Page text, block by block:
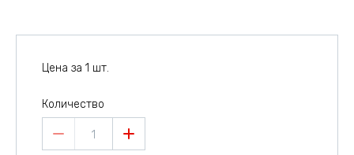
Цена за 1 шт.
Количество
1